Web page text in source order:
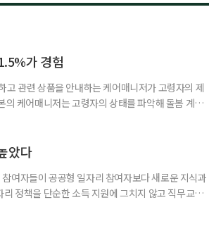
가 경험
관련 상품을 안내하는 케어매니저가 고령자의 제
케어매니저는 고령자의 상태를 파악해 돌봄 계획
업 인터넷인피니티는 케어매니저 전문사이트 ‘케
았다
여자들이 공공형 일자리 참여자보다 새로운 지식과
정책을 단순한 소득 지원에 그치지 않고 직무교육